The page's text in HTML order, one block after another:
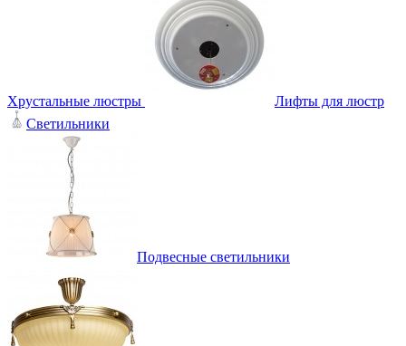
Хрустальные люстры
Лифты для люстр
Светильники
Подвесные светильники